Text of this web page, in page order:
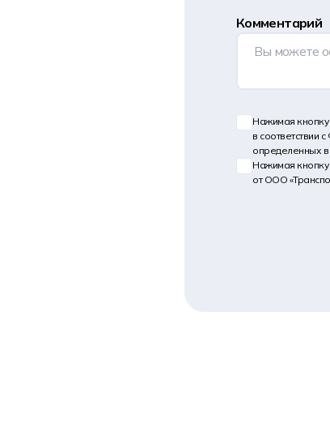
Комментарий
Нажимая кнопку
в соответствии
определенных в
Нажимая кнопку
от ООО